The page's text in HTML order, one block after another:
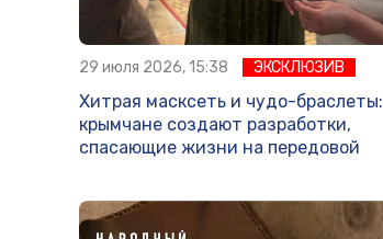
29 июля 2026, 15:38 ЭКСКЛЮЗИВ
Хитрая масксеть и чудо-браслеты:
крымчане создают разработки,
спасающие жизни на передовой